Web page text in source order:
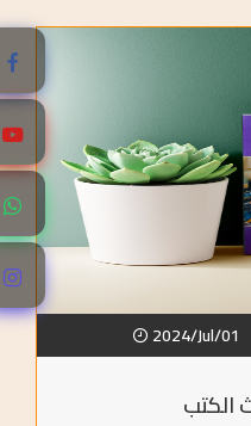
2024/Jul/01
الكتب